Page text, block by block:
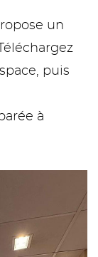
un
puis
à